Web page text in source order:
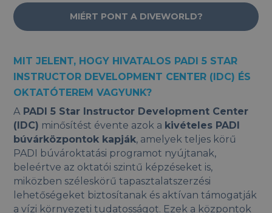
MIÉRT PONT A DIVEWORLD?
MIT JELENT, HOGY HIVATALOS PADI 5 STAR
INSTRUCTOR DEVELOPMENT CENTER (IDC) ÉS
OKTATÓTEREM VAGYUNK?
A PADI 5 Star Instructor Development Center
(IDC) minősítést évente azok a kivételes PADI
búvárközpontok kapják, amelyek teljes körű
PADI búvároktatási programot nyújtanak,
beleértve az oktatói szintű képzéseket is,
miközben széleskörű tapasztalatszerzési
lehetőségeket biztosítanak és aktívan támogatják
a vízi környezeti tudatosságot. Ezek a központok